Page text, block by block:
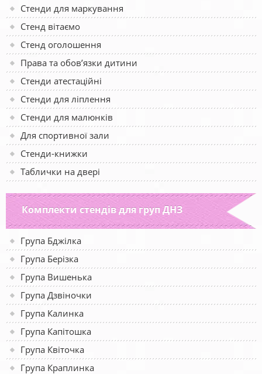
Стенди для маркування
Стенд вітаємо
Стенд оголошення
Права та обов’язки дитини
Стенди атестаційні
Стенди для ліплення
Стенди для малюнків
Для спортивної зали
Стенди-книжки
Таблички на двері
Комплекти стендів для груп ДНЗ
Група Бджілка
Група Берізка
Група Вишенька
Група Дзвіночки
Група Калинка
Група Капітошка
Група Квіточка
Група Краплинка